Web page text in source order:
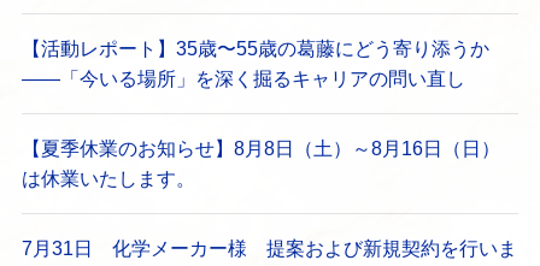
【活動レポート】35歳〜55歳の葛藤にどう寄り添うか
——「今いる場所」を深く掘るキャリアの問い直し
【夏季休業のお知らせ】8月8日（土）～8月16日（日）
は休業いたします。
7月31日 化学メーカー様 提案および新規契約を行いま